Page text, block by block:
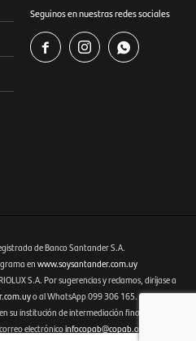
Seguinos en nuestras redes sociales
  
de Banco Santander S.A.
en www.soysantander.com.uy
S.A. Por sugerencias y reclamos, diríjase a
o al WhatsApp 099 306 165.
su institución de intermediación financiera, en el
electrónicoinfocopab@copab.org.uy